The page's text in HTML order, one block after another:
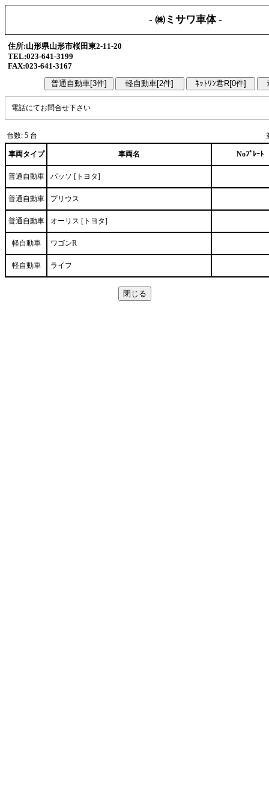
- ㈱ミサワ車体 -
住所:山形県山形市桜田東2-11-20
TEL:023-641-3199
FAX:023-641-3167
電話にてお問合せ下さい
台数: 5 台
車両タイプ 車両名 Noﾌﾟﾚｰﾄ
普通自動車 パッソ [トヨタ]
普通自動車 プリウス
普通自動車 オーリス [トヨタ]
軽自動車 ワゴンR
軽自動車 ライフ